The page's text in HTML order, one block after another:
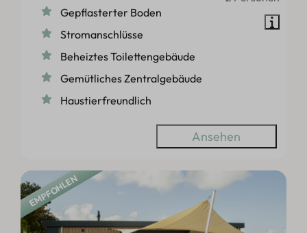
Gepflasterter Boden
Stromanschlüsse
Beheiztes Toilettengebäude
Gemütliches Zentralgebäude
Haustierfreundlich
Ansehen
EMPFOHLEN